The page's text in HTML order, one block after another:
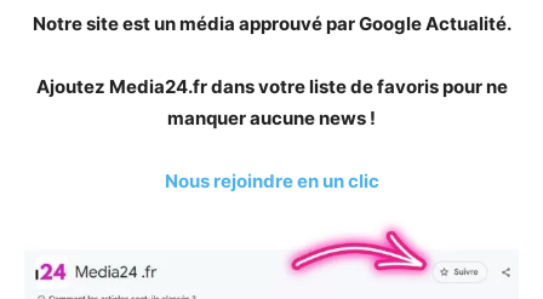
Notre site est un média approuvé par Google Actualité.
Ajoutez Media24.fr dans votre liste de favoris pour ne
manquer aucune news !
Nous rejoindre en un clic